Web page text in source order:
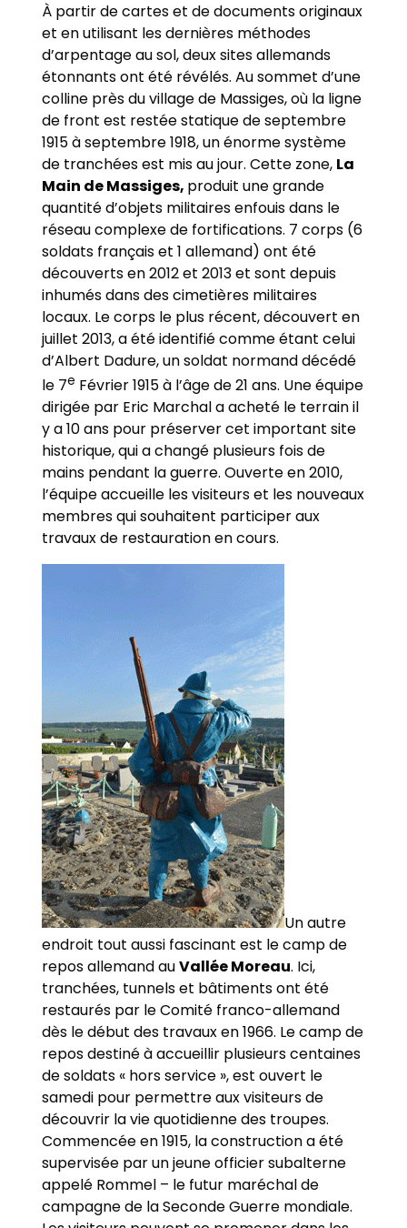
À partir de cartes et de documents originaux
et en utilisant les dernières méthodes
d’arpentage au sol, deux sites allemands
étonnants ont été révélés. Au sommet d’une
colline près du village de Massiges, où la ligne
de front est restée statique de septembre
1915 à septembre 1918, un énorme système
de tranchées est mis au jour. Cette zone, La
Main de Massiges, produit une grande
quantité d’objets militaires enfouis dans le
réseau complexe de fortifications. 7 corps (6
soldats français et 1 allemand) ont été
découverts en 2012 et 2013 et sont depuis
inhumés dans des cimetières militaires
locaux. Le corps le plus récent, découvert en
juillet 2013, a été identifié comme étant celui
d’Albert Dadure, un soldat normand décédé
le 7e Février 1915 à l’âge de 21 ans. Une équipe
dirigée par Eric Marchal a acheté le terrain il
y a 10 ans pour préserver cet important site
historique, qui a changé plusieurs fois de
mains pendant la guerre. Ouverte en 2010,
l’équipe accueille les visiteurs et les nouveaux
membres qui souhaitent participer aux
travaux de restauration en cours.
Un autre
endroit tout aussi fascinant est le camp de
repos allemand auVallée Moreau. Ici,
tranchées, tunnels et bâtiments ont été
restaurés par le Comité franco-allemand
dès le début des travaux en 1966. Le camp de
repos destiné à accueillir plusieurs centaines
de soldats « hors service », est ouvert le
samedi pour permettre aux visiteurs de
découvrir la vie quotidienne des troupes.
Commencée en 1915, la construction a été
supervisée par un jeune officier subalterne
appelé Rommel – le futur maréchal de
campagne de la Seconde Guerre mondiale.